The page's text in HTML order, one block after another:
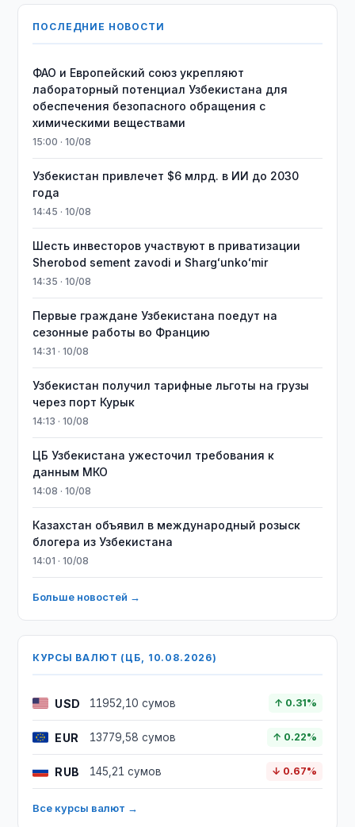
ПОСЛЕДНИЕ НОВОСТИ
ФАО и Европейский союз укрепляют
лабораторный потенциал Узбекистана для
обеспечения безопасного обращения с
химическими веществами
15:00 · 10/08
Узбекистан привлечет $6 млрд. в ИИ до 2030
года
14:45 · 10/08
Шесть инвесторов участвуют в приватизации
Sherobod sement zavodi и Shargʻunkoʻmir
14:35 · 10/08
Первые граждане Узбекистана поедут на
сезонные работы во Францию
14:31 · 10/08
Узбекистан получил тарифные льготы на грузы
через порт Курык
14:13 · 10/08
ЦБ Узбекистана ужесточил требования к
данным МКО
14:08 · 10/08
Казахстан объявил в международный розыск
блогера из Узбекистана
14:01 · 10/08
Больше новостей →
КУРСЫ ВАЛЮТ (ЦБ, 10.08.2026)
USD 11952,10 сумов ↑ 0.31%
EUR 13779,58 сумов ↑ 0.22%
RUB 145,21 сумов ↓ 0.67%
Все курсы валют →